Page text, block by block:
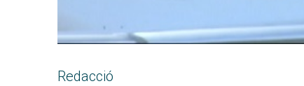
Redacció